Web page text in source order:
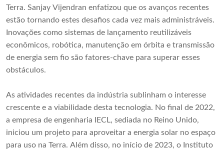
Terra. Sanjay Vijendran enfatizou que os avanços recentes
estão tornando estes desafios cada vez mais administráveis.
Inovações como sistemas de lançamento reutilizáveis ​​
econômicos, robótica, manutenção em órbita e transmissão
de energia sem fio são fatores-chave para superar esses
obstáculos.
As atividades recentes da indústria sublinham o interesse
crescente e a viabilidade desta tecnologia. No final de 2022,
a empresa de engenharia IECL, sediada no Reino Unido,
iniciou um projeto para aproveitar a energia solar no espaço
para uso na Terra. Além disso, no início de 2023, o Instituto